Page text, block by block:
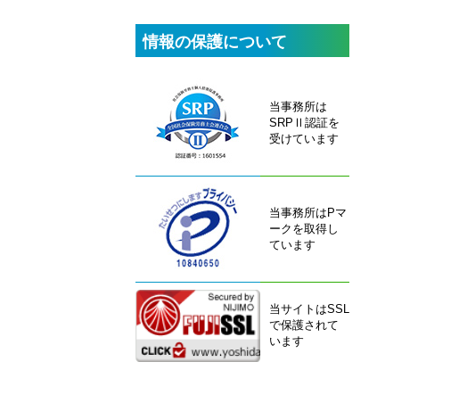
情報の保護について
当事務所は
SRPⅡ認証を
受けています
当事務所はPマ
ークを取得し
ています
当サイトはSSL
で保護されて
います